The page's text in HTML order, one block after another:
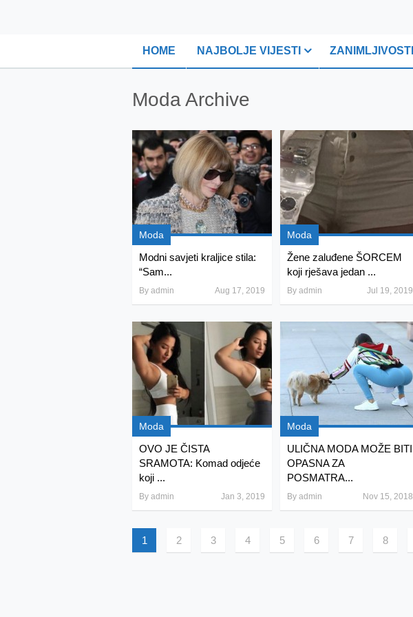
HOME NAJBOLJE VIJESTI ZANIMLJIVOSTI
Moda Archive
Moda
Modni savjeti kraljice stila:
“Sam...
By admin Aug 17, 2019
Moda
Žene zaluđene ŠORCEM
koji rješava jedan ...
By admin Jul 19, 2019
Moda
OVO JE ČISTA
SRAMOTA: Komad odjeće
koji ...
By admin Jan 3, 2019
Moda
ULIČNA MODA MOŽE BITI
OPASNA ZA
POSMATRA...
By admin Nov 15, 2018
1 2 3 4 5 6 7 8